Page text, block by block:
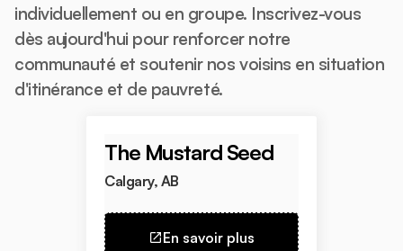
individuellement ou en groupe. Inscrivez-vous
dès aujourd'hui pour renforcer notre
communauté et soutenir nos voisins en situation
d'itinérance et de pauvreté.
The Mustard Seed
Calgary, AB
En savoir plus